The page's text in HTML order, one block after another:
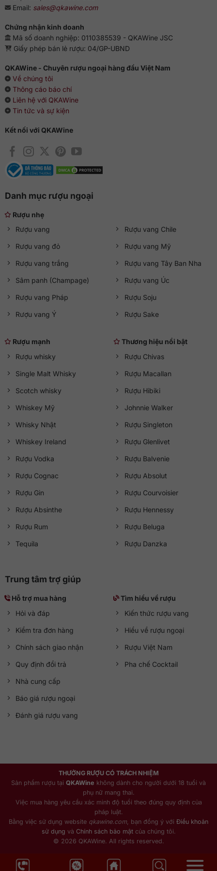
ngon hơn, bạn có thể tìm kiếm các món ăn truyền thống từ
Vang nên uống ở nhiệt độ từ 16-18 độ C!
Email: sales@qkawine.com
Chứng nhận kinh doanh
Mã số doanh nghiệp: 0110385539 - QKAWine JSC
Giấy phép bán lẻ rượu: 04/GP-UBND
QKAWine - Chuyên rượu ngoại hàng đầu Việt Nam
Về chúng tôi
Thông cáo báo chí
Liên hệ với QKAWine
Tin tức và sự kiện
Kết nối với QKAWine
Danh mục rượu ngoại
Rượu nhẹ
Rượu vang
Rượu vang đỏ
Rượu vang trắng
Sâm panh (Champage)
Rượu vang Pháp
Rượu vang Ý
Rượu vang Chile
Rượu vang Mỹ
Rượu vang Tây Ban Nha
Rượu vang Úc
Rượu Soju
Rượu Sake
Rượu mạnh
Rượu whisky
Single Malt Whisky
Scotch whisky
Whiskey Mỹ
Whisky Nhật
Whiskey Ireland
Rượu Vodka
Rượu Cognac
Rượu Gin
Rượu Absinthe
Rượu Rum
Tequila
Thương hiệu nổi bật
Rượu Chivas
Rượu Macallan
Rượu Hibiki
Johnnie Walker
Rượu Singleton
Rượu Glenlivet
Rượu Balvenie
Rượu Absolut
Rượu Courvoisier
Rượu Hennessy
Rượu Beluga
Rượu Danzka
Trung tâm trợ giúp
Hỗ trợ mua hàng
Hỏi và đáp
Kiểm tra đơn hàng
Chính sách giao nhận
Quy định đổi trả
Nhà cung cấp
Báo giá rượu ngoại
Đánh giá rượu vang
Tìm hiểu về rượu
Kiến thức rượu vang
Hiểu về rượu ngoại
Rượu Việt Nam
Pha chế Cocktail
THƯỞNG RƯỢU CÓ TRÁCH NHIỆM
Sản phẩm rượu tại QKAWine không dành cho người dưới 18 tuổi và
phụ nữ mang thai.
Việc mua hàng yêu cầu xác minh độ tuổi theo đúng quy định của
pháp luật.
Bằng việc sử dụng website qkawine.com , bạn đồng ý với Điều khoản
sử dụng và Chính sách bảo mậtcủa chúng tôi.
© 2026 QKAWine. All rights reserved.